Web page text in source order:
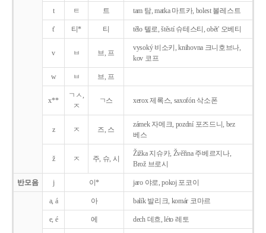
t ㅌ 트 tam 탐, matka 마트카, bolest 볼레스트
t' 티* 티 tělo 텔로, štěstí 슈테스티, obět' 오베티
v ㅂ 브, 프
vysoký 비소키, knihovna 크니호브나,
kov 코프
w ㅂ 브, 프
x**
ㄱㅅ,
ㅈ
ㄱ스 xerox 제록스, saxofón 삭소폰
z ㅈ 즈, 스
zámek 자메크, pozdní 포즈드니, bez
베스
ž ㅈ 주, 슈, 시
Žižka 지슈카, Žvěřina 주베르지나,
Brož 브로시
반모음 j 이* jaro 야로, pokoj 포코이
a, á 아 balík 발리크, komár 코마르
e, é 에 dech 데흐, léto 레토